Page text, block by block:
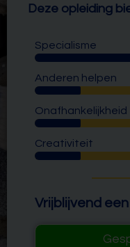
Deze opleiding
Specialisme
Anderen helpen
Onafhankelijkheid
Creativiteit
Vrijblijvend